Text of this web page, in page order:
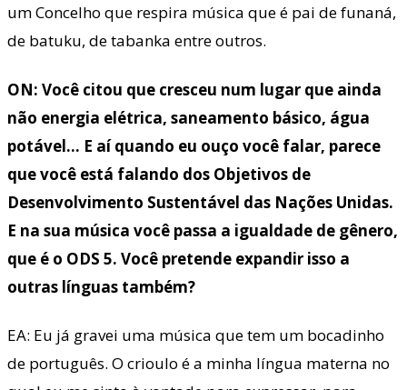
um Concelho que respira música que é pai de funaná,
de batuku, de tabanka entre outros.
ON: Você citou que cresceu num lugar que ainda
não energia elétrica, saneamento básico, água
potável… E aí quando eu ouço você falar, parece
que você está falando dos Objetivos de
Desenvolvimento Sustentável das Nações Unidas.
E na sua música você passa a igualdade de gênero,
que é o ODS 5. Você pretende expandir isso a
outras línguas também?
EA: Eu já gravei uma música que tem um bocadinho
de português. O crioulo é a minha língua materna no